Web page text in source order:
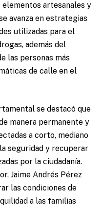
elementos artesanales y
avanza en estrategias
utilizadas para el
además del
las personas más
de calle en el
se destacó que
manera permanente y
a corto, mediano
seguridad y recuperar
por la ciudadanía.
Jaime Andrés Pérez
las condiciones de
a las familias